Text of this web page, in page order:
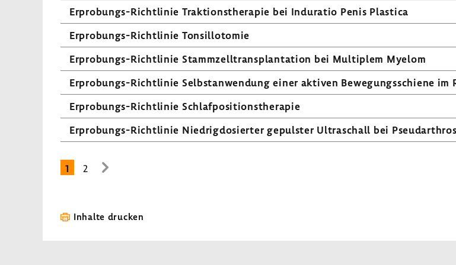
Erprobungs-​Richtlinie Trak­ti­ons­the­rapie bei Indu­ratio Penis Plastica
Erprobungs-​Richtlinie Tonsil­lo­tomie
Erprobungs-​Richtlinie Stamm­zell­trans­plan­ta­tion bei Multi­plem Myelom
Erprobungs-​Richtlinie Selbst­an­wen­dung einer aktiven Bewe­gungs­schiene
Erprobungs-​Richtlinie Schlaf­po­si­ti­ons­the­rapie
Erprobungs-​Richtlinie Nied­rig­do­sierter gepulster Ultra­schall bei
1 2
zur
Inhalte drucken